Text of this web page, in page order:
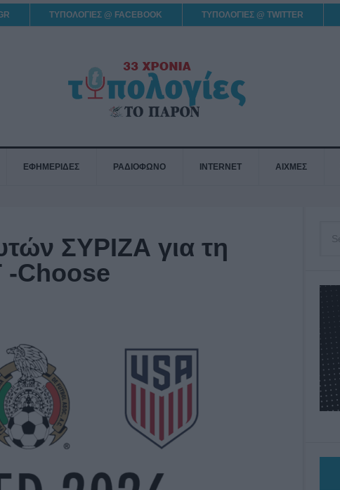
ΤΥΠΟΛΟΓΙΕΣ @ FACEBOOK ΤΥΠΟΛΟΓΙΕΣ @ TWITTER
ΕΦΗΜΕΡΙΔΕΣ ΡΑΔΙΟΦΩΝΟ INTERNET ΑΙΧΜΕΣ
ΣΥΡΙΖΑ για τη
-Choose